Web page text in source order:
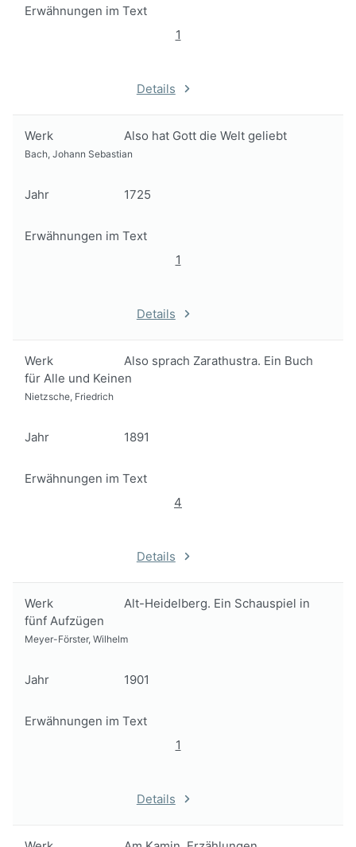
Erwähnungen im Text
1
Details
Werk Also hat Gott die Welt geliebt
Bach, Johann Sebastian
Jahr 1725
Erwähnungen im Text
1
Details
Werk
Also sprach Zarathustra. Ein Buch
für Alle und Keinen
Nietzsche, Friedrich
Jahr 1891
Erwähnungen im Text
4
Details
Werk
Alt-Heidelberg. Ein Schauspiel in
fünf Aufzügen
Meyer-Förster, Wilhelm
Jahr 1901
Erwähnungen im Text
1
Details